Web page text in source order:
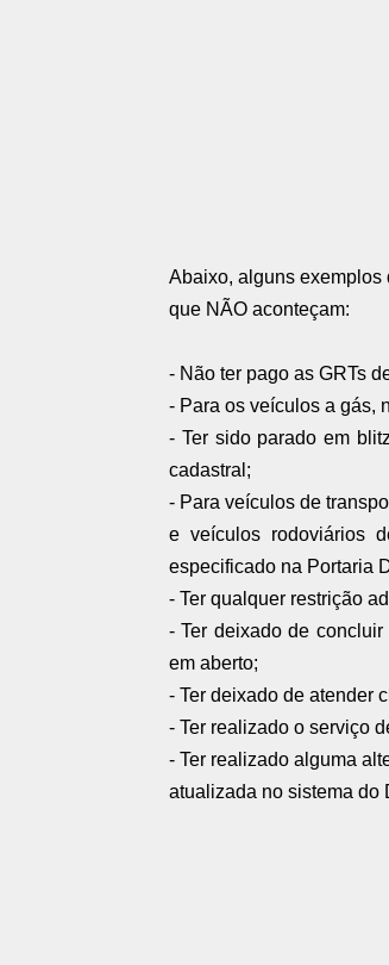
Abaixo, alguns exemplos
que NÃO aconteçam:
- Não ter pago as GRTs
- Para os veículos a gás,
- Ter sido parado em
cadastral;
- Para veículos de
e veículos rodoviários
especificado na Portaria
- Ter qualquer restrição
- Ter deixado de
em aberto;
- Ter deixado de atender
- Ter realizado o serviço
- Ter realizado alguma
atualizada no sistema do